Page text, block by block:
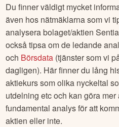
Du finner väldigt mycket
även hos nätmäklarna som vi
analysera bolaget/aktienSentia
också tipsa om de ledande
och Börsdata (tjänster som vi
dagligen). Här finner du lång
aktiekurs som olika nyckeltal
utdelning etc och kan göra
fundamental analys för att
aktien eller inte.